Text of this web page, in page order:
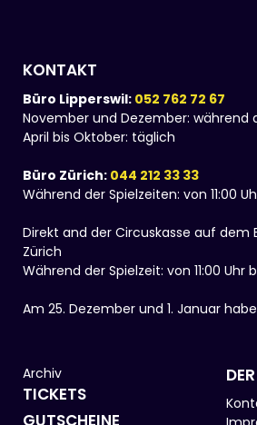
KONTAKT
Büro Lipperswil: 052 762 72 67
November und Dezember: während
April bis Oktober: täglich
Büro Zürich: 044 212 33 33
Während der Spielzeiten: von 11:00
Direkt and der Circuskasse auf dem
Zürich
Während der Spielzeit: von 11:00 Uhr
Am 25. Dezember und 1. Januar
Archiv
TICKETS
GUTSCHEINE